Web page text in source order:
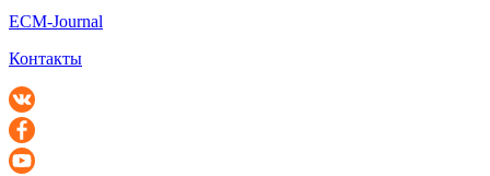
ECM-Journal
Контакты